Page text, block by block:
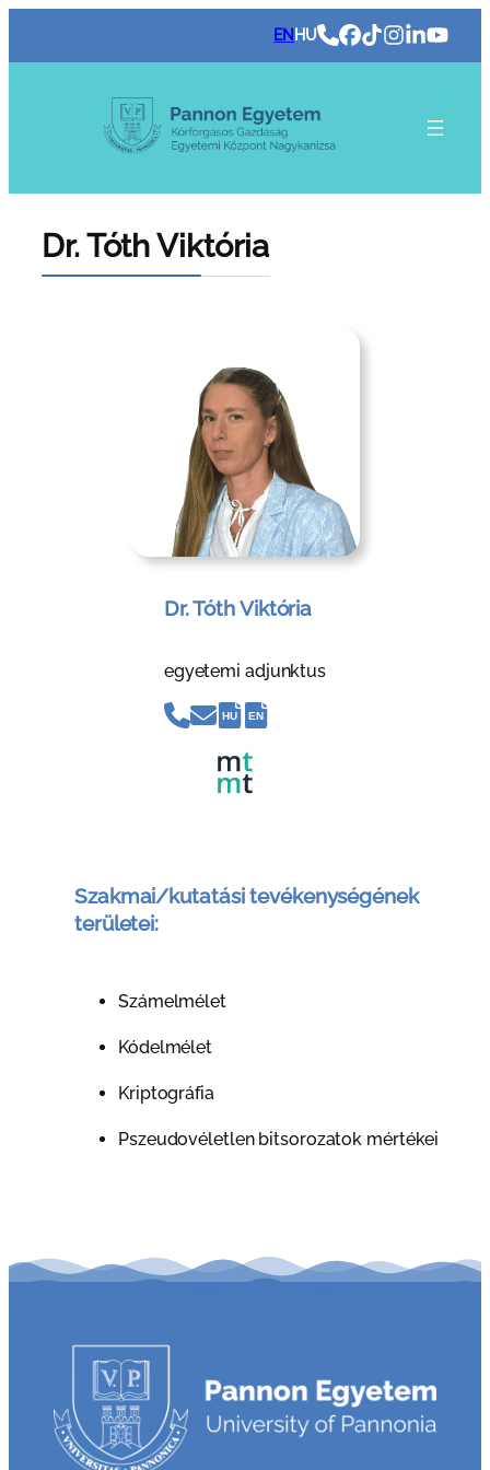
tartalomhoz
EN HU
Dr. Tóth Viktória
Dr. Tóth Viktória
egyetemi adjunktus
HU EN
Szakmai/kutatási tevékenységének
területei:
Számelmélet
Kódelmélet
Kriptográfia
Pszeudovéletlen bitsorozatok mértékei